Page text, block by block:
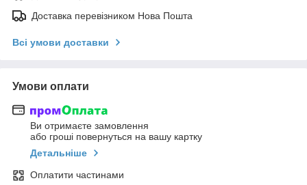
Доставка перевізником Нова Пошта
Всі умови доставки
Умови оплати
Ви отримаєте замовлення
або гроші повернуться на вашу картку
Детальніше
Оплатити частинами